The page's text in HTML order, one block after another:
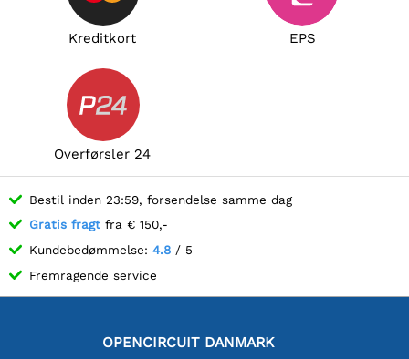
Kreditkort EPS
Overførsler 24
Bestil inden 23:59, forsendelse samme dag
Gratis fragt fra € 150,-
Kundebedømmelse: 4.8 / 5
Fremragende service
OPENCIRCUIT DANMARK